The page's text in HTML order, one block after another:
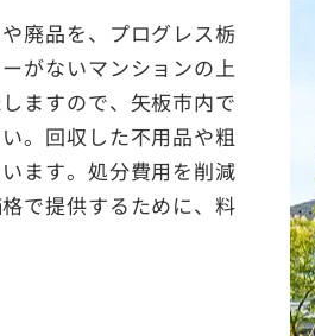
廃品を、プログレス栃
がないマンションの上
ますので、矢板市内で
。回収した不用品や粗
ます。処分費用を削減
で提供するために、料